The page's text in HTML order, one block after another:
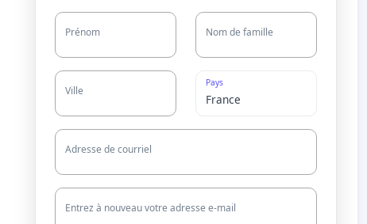
Prénom Nom de famille
Ville
Pays
Adresse de courriel
Entrez à nouveau votre adresse e-mail